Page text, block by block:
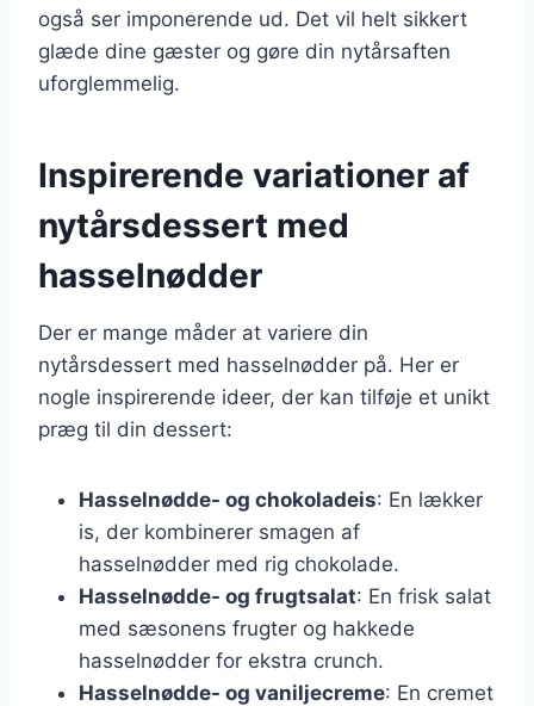
også ser imponerende ud. Det vil helt sikkert
glæde dine gæster og gøre din nytårsaften
uforglemmelig.
Inspirerende variationer af
nytårsdessert med
hasselnødder
Der er mange måder at variere din
nytårsdessert med hasselnødder på. Her er
nogle inspirerende ideer, der kan tilføje et unikt
præg til din dessert:
Hasselnødde- og chokoladeis: En lækker
is, der kombinerer smagen af
hasselnødder med rig chokolade.
Hasselnødde- og frugtsalat: En frisk salat
med sæsonens frugter og hakkede
hasselnødder for ekstra crunch.
Hasselnødde- og vaniljecreme: En cremet